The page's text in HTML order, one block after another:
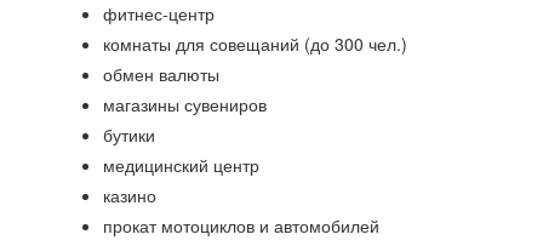
фитнес-центр
комнаты для совещаний (до 300 чел.)
обмен валюты
магазины сувениров
бутики
медицинский центр
казино
прокат мотоциклов и автомобилей